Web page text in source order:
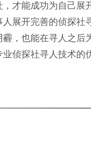
才能成功为自己
展开完善的侦探
，也能在寻人之
侦探社寻人技术的